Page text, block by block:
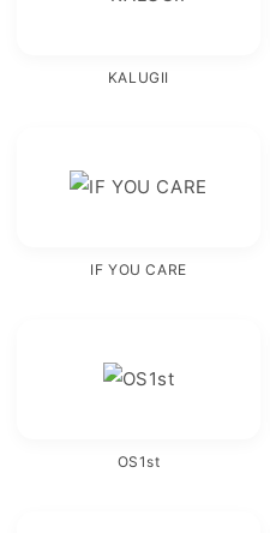
KALUGII
IF YOU CARE
OS1st